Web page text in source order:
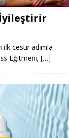
ilk cesur adımla
Eğitmeni, […]